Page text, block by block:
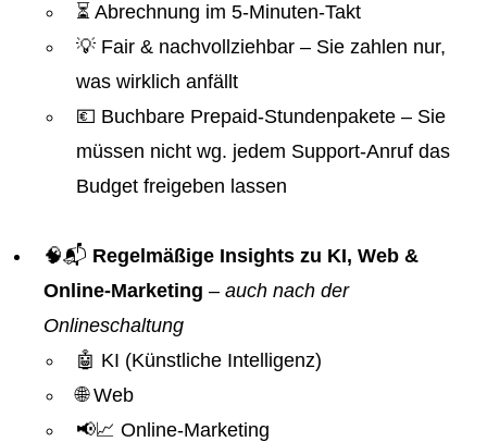
⏳ Abrechnung im 5-Minuten-Takt
💡 Fair & nachvollziehbar – Sie zahlen nur,
was wirklich anfällt
💶 Buchbare Prepaid-Stundenpakete – Sie
müssen nicht wg. jedem Support-Anruf das
Budget freigeben lassen
🧠📬 Regelmäßige Insights zu KI, Web &
Online-Marketing – auch nach der
Onlineschaltung
🤖 KI (Künstliche Intelligenz)
🌐 Web
📢📈 Online-Marketing